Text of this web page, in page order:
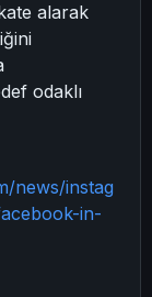
alarak
odaklı
news/instag
in-